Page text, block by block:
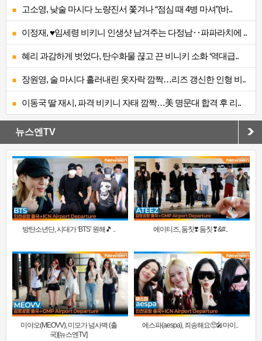
고소영, 낮술 마시다 노량진서 쫓겨나 “점심 때 4병 마셔”(바..
이정재, ♥임세령 비키니 인생샷 남겨주는 다정남‥파파라치에 ..
혜리 과감하게 벗었다, 탄수화물 끊고 끈 비니키 소화 ‘역대급..
장원영, 술 마시다 흘러내린 옷자락 깜짝…리즈 갱신한 인형 비..
이동국 딸 재시, 파격 비키니 자태 깜짝…美 명문대 합격 후 리..
뉴스엔TV
방탄소년단, 시대가 ‘BTS’ 원해🎵 .. 에이티즈, 둠칫❣️ 둠칫❣&#..
미야오(MEOVV), 미모가 넘사벽 (출
국)[뉴스엔TV]
에스파(aespa), 죄송해요🥺🎤마이..